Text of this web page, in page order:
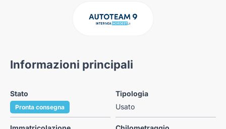
Informazioni principali
Stato
Pronta consegna
Tipologia
Usato